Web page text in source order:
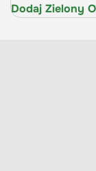
Dodaj Zielony